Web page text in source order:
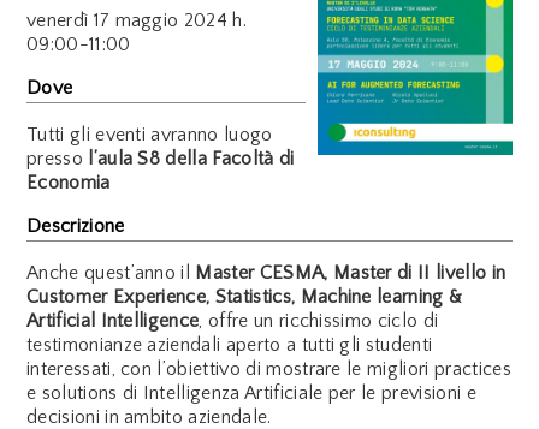
venerdì 17 maggio 2024 h.
09:00-11:00
Dove
Tutti gli eventi avranno luogo
presso l’aula S8 della Facoltà di
Economia
Descrizione
Anche quest’anno il Master CESMA, Master di II livello in
Customer Experience, Statistics, Machine learning &
Artificial Intelligence, offre un ricchissimo ciclo di
testimonianze aziendali aperto a tutti gli studenti
interessati, con l’obiettivo di mostrare le migliori practices
e solutions di Intelligenza Artificiale per le previsioni e
decisioni in ambito aziendale.